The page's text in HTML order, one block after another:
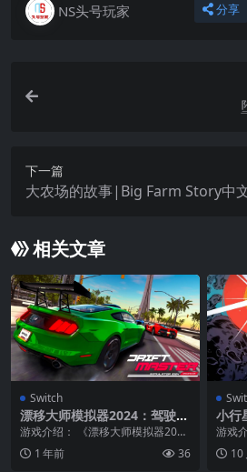
NS头号玩家 分享
下一篇
大农场的故事|Big Farm Story中
相关文章
Switch
漂移大师模拟器2024：驾驶模
拟|Drift Master Simulator
2024: Driving Sim
游戏介绍： 《漂移大师模拟器202
4：驾驶模拟》精准与速度的结合，
客制化您的座驾...
1 年前 36
小行
游戏
派和
悉但10